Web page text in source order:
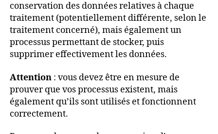
conservation des données relatives à chaque
traitement (potentiellement différente, selon le
traitement concerné), mais également un
processus permettant de stocker, puis
supprimer effectivement les données.
Attention : vous devez être en mesure de
prouver que vos processus existent, mais
également qu’ils sont utilisés et fonctionnent
correctement.